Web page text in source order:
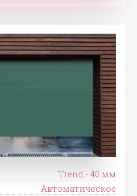
Trend - 40 мм
Автоматическое